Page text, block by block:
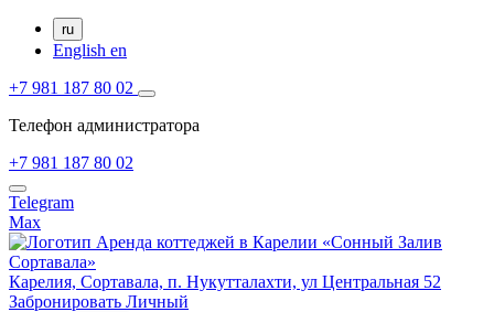
ru
English en
+7 981 187 80 02
Телефон администратора
+7 981 187 80 02
Telegram
Max
Карелия, Сортавала, п. Нукутталахти, ул Центральная 52
Забронировать Личный